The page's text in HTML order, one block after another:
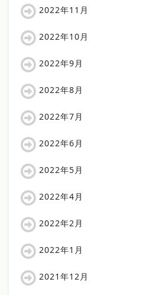
2022年11月
2022年10月
2022年9月
2022年8月
2022年7月
2022年6月
2022年5月
2022年4月
2022年2月
2022年1月
2021年12月